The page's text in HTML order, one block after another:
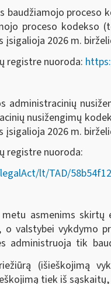
baudžiamojo
proceso
2026 m.
registre nuoroda:
administracinių
nusižengimų
2026 m.
registre nuoroda:
lt/TAD/
asmenims
valstybei vykdymo
administruoja tik
(išieškojimą
tiek iš